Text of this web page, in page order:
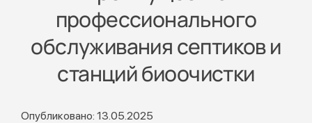
профессионального
обслуживания септиков и
станций биоочистки
Опубликовано: 13.05.2025